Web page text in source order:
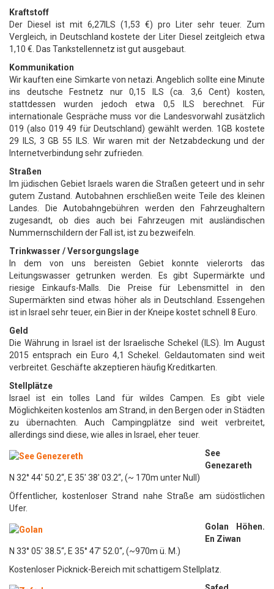
Kraftstoff
Der Diesel ist mit 6,27ILS (1,53 €) pro Liter sehr teuer. Zum
Vergleich, in Deutschland kostete der Liter Diesel zeitgleich etwa
1,10 €. Das Tankstellennetz ist gut ausgebaut.
Kommunikation
Wir kauften eine Simkarte von netazi. Angeblich sollte eine Minute
ins deutsche Festnetz nur 0,15 ILS (ca. 3,6 Cent) kosten,
stattdessen wurden jedoch etwa 0,5 ILS berechnet. Für
internationale Gespräche muss vor die Landesvorwahl zusätzlich
019 (also 019 49 für Deutschland) gewählt werden. 1GB kostete
29 ILS, 3 GB 55 ILS. Wir waren mit der Netzabdeckung und der
Internetverbindung sehr zufrieden.
Straßen
Im jüdischen Gebiet Israels waren die Straßen geteert und in sehr
gutem Zustand. Autobahnen erschließen weite Teile des kleinen
Landes. Die Autobahngebühren werden den Fahrzeughaltern
zugesandt, ob dies auch bei Fahrzeugen mit ausländischen
Nummernschildern der Fall ist, ist zu bezweifeln.
Trinkwasser / Versorgungslage
In dem von uns bereisten Gebiet konnte vielerorts das
Leitungswasser getrunken werden. Es gibt Supermärkte und
riesige Einkaufs-Malls. Die Preise für Lebensmittel in den
Supermärkten sind etwas höher als in Deutschland. Essengehen
ist in Israel sehr teuer, ein Bier in der Kneipe kostet schnell 8 Euro.
Geld
Die Währung in Israel ist der Israelische Schekel (ILS). Im August
2015 entsprach ein Euro 4,1 Schekel. Geldautomaten sind weit
verbreitet. Geschäfte akzeptieren häufig Kreditkarten.
Stellplätze
Israel ist ein tolles Land für wildes Campen. Es gibt viele
Möglichkeiten kostenlos am Strand, in den Bergen oder in Städten
zu übernachten. Auch Campingplätze sind weit verbreitet,
allerdings sind diese, wie alles in Israel, eher teuer.
See
Genezareth
N 32° 44′ 50.2“, E 35′ 38′ 03.2“, (~ 170m unter Null)
Öffentlicher, kostenloser Strand nahe Straße am südöstlichen
Ufer.
Golan Höhen.
En Ziwan
N 33° 05′ 38.5“, E 35° 47′ 52.0“, (~970m ü. M.)
Kostenloser Picknick-Bereich mit schattigem Stellplatz.